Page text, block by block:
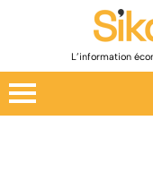
L’information